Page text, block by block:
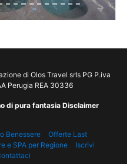
di Olos Travel srls PG P.iva
Perugia REA 30336
di pura fantasia Disclaimer
Benessere
Offerte Last
e SPA per Regione
Iscrivi